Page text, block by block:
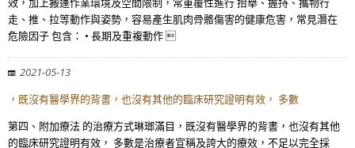
走、推、拉等動作與姿勢，容易產生肌肉骨骼傷害的健康危害，常見潛在
危險因子 包含： • 長期及重複動作 
2021-05-13
，既沒有醫學界的背書，也沒有其他的臨床研究證明有效， 多數
第四、附加療法 的治療方式琳瑯滿目，既沒有醫學界的背書，也沒有其他
的臨床研究證明有效， 多數是治療者宣稱及誇大的療效，不足以完全採